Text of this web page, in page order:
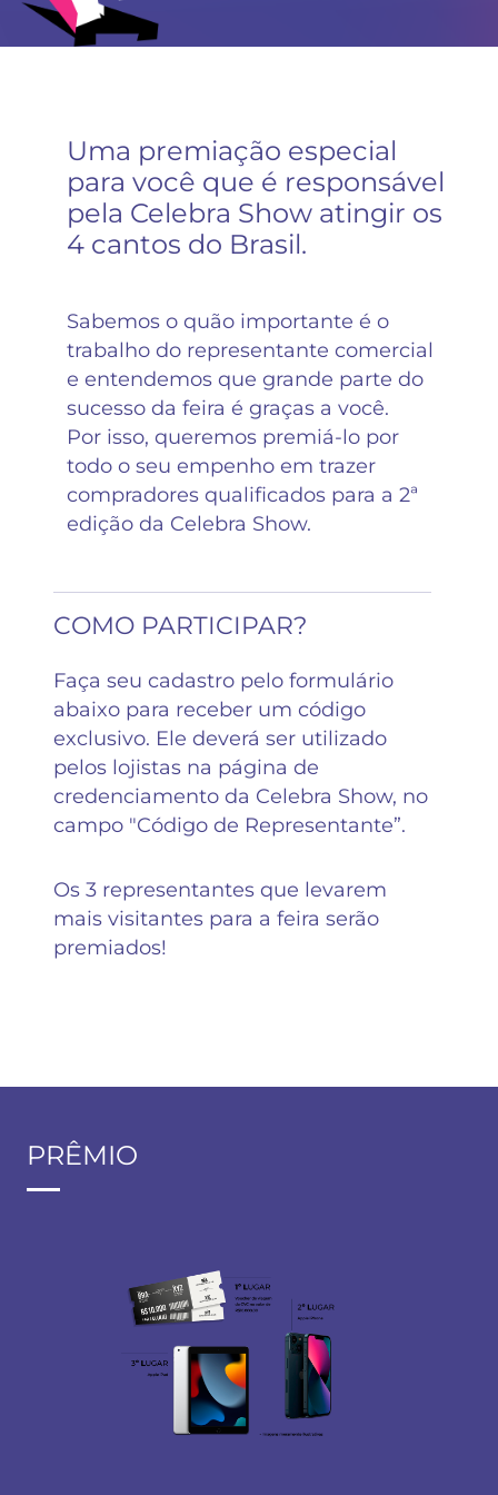
Uma premiação especial
para você que é responsável
pela Celebra Show atingir os
4 cantos do Brasil.
Sabemos o quão importante é o
trabalho do representante comercial
e entendemos que grande parte do
sucesso da feira é graças a você.
Por isso, queremos premiá-lo por
todo o seu empenho em trazer
compradores qualificados para a 2ª
edição da Celebra Show.
COMO PARTICIPAR?
Faça seu cadastro pelo formulário
abaixo para receber um código
exclusivo. Ele deverá ser utilizado
pelos lojistas na página de
credenciamento da Celebra Show, no
campo "Código de Representante”.
Os 3 representantes que levarem
mais visitantes para a feira serão
premiados!
PRÊMIO